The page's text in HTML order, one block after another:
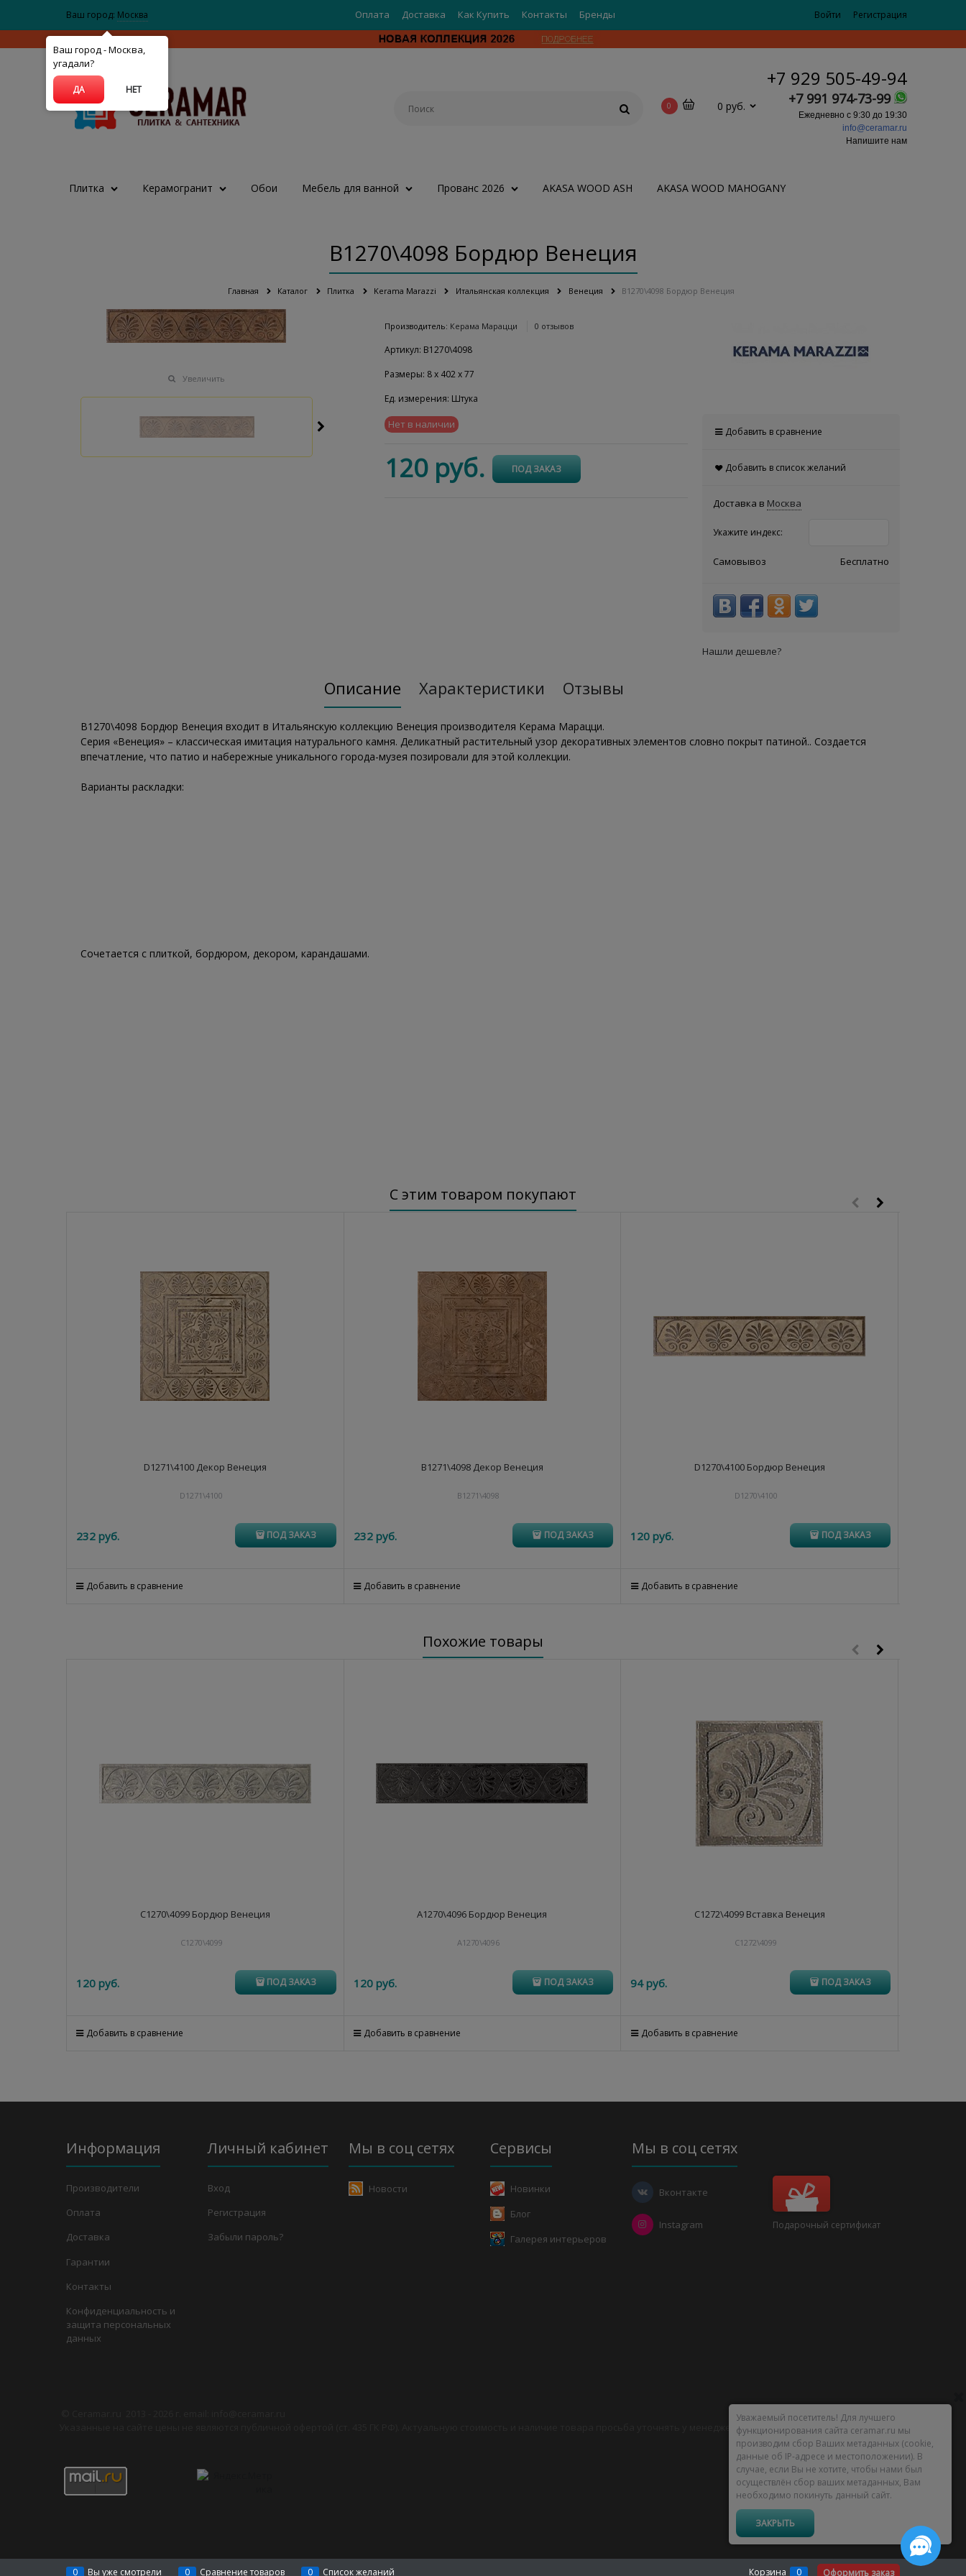
Ваш город: Москва Оплата Доставка Как Купить Контакты Бренды Войти Регистрация
0 0 руб.
+7 929 505-49-94
+7 991 974-73-99
Ежедневно с 9:30 до 19:30
info@ceramar.ru
Напишите нам
Плитка Керамогранит Обои Мебель для ванной Прованс 2026 AKASA WOOD ASH AKASA WOOD MAHOGANY
B1270\4098 Бордюр Венеция
Главная Каталог Плитка Kerama Marazzi Итальянская коллекция Венеция B1270\4098 Бордюр Венеция
Увеличить
Производитель: Керама Марацци 0 отзывов
Артикул: B1270\4098
Размеры: 8x 402x77
Ед. измерения: Штука
Нет в наличии
120 руб. ПОД ЗАКАЗ
Добавить в сравнение
Добавить в список желаний
Доставка в Москва
Укажите индекс:
Самовывоз Бесплатно
Нашли дешевле?
Описание Характеристики Отзывы
B1270\4098 Бордюр Венеция входит в Итальянскую коллекцию Венеция производителя Керама Марацци.
Серия «Венеция» – классическая имитация натурального камня. Деликатный растительный узор декоративных элементов словно покрыт патиной.. Создается
впечатление, что патио и набережные уникального города-музея позировали для этой коллекции.
Варианты раскладки:
Сочетается с плиткой, бордюром, декором, карандашами.
С этим товаром покупают
D1271\4100 Декор Венеция
D1271\4100
232 руб. ПОД ЗАКАЗ
Добавить в сравнение
B1271\4098 Декор Венеция
B1271\4098
232 руб. ПОД ЗАКАЗ
Добавить в сравнение
D1270\4100 Бордюр Венеция
D1270\4100
120 руб. ПОД ЗАКАЗ
Добавить в сравнение
Похожие товары
C1270\4099 Бордюр Венеция
C1270\4099
120 руб. ПОД ЗАКАЗ
Добавить в сравнение
A1270\4096 Бордюр Венеция
A1270\4096
120 руб. ПОД ЗАКАЗ
Добавить в сравнение
C1272\4099 Вставка Венеция
C1272\4099
94 руб. ПОД ЗАКАЗ
Добавить в сравнение
Информация
Производители
Оплата
Доставка
Гарантии
Контакты
Конфиденциальность и
защита персональных
данных
Личный кабинет
Вход
Регистрация
Забыли пароль?
Мы в соц сетях
Новости
Сервисы
Новинки
Блог
Галерея интерьеров
Мы в соц сетях
Вконтакте
Instagram Подарочный сертификат
Указанные на сайте цены не являются публичной офертой (ст. 435 ГК РФ). Актуальную стоимость и наличие товара просьба уточнять у менеджеров.
0 Вы уже смотрели 0 Сравнение товаров 0 Список желаний Корзина 0 Оформить заказ
Ваш город - Москва,
угадали?
ДА НЕТ
Уважаемый посетитель! Для лучшего
функционирования сайта ceramar.ru мы
производим сбор Ваших метаданных (cookie,
данные об IP-адресе и местоположении). В
случае, если Вы не хотите, чтобы нами был
осуществлён сбор ваших метаданных, Вам
необходимо покинуть данный сайт.
ЗАКРЫТЬ